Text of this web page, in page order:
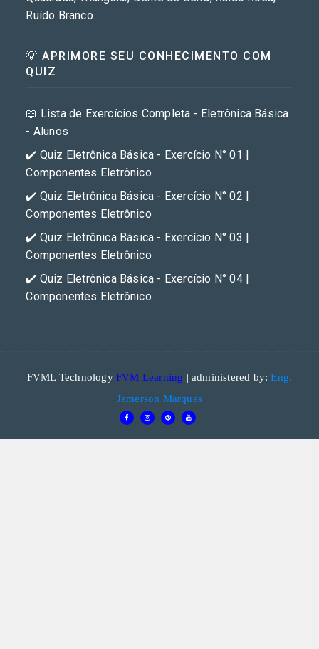
Ruído Branco.
💡 APRIMORE SEU CONHECIMENTO COM
QUIZ
📖 Lista de Exercícios Completa - Eletrônica Básica
- Alunos
✔️ Quiz Eletrônica Básica - Exercício N° 01 |
Componentes Eletrônico
✔️ Quiz Eletrônica Básica - Exercício N° 02 |
Componentes Eletrônico
✔️ Quiz Eletrônica Básica - Exercício N° 03 |
Componentes Eletrônico
✔️ Quiz Eletrônica Básica - Exercício N° 04 |
Componentes Eletrônico
FVML Technology FVM Learning | administered by:Eng.
Jemerson Marques